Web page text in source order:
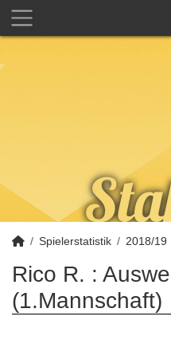
Spielerstatistik 2018/19
Rico R. :
(1.Mannschaft)